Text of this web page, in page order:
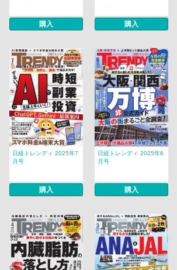
購入 購入
日経トレンディ 2025年7
月号
購入
日経トレンディ 2025年6
月号
購入